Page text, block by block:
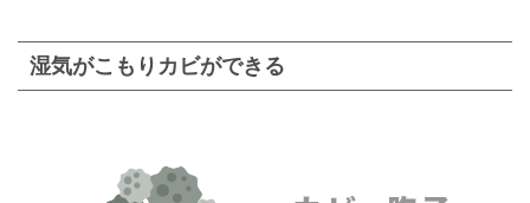
湿気がこもりカビができる